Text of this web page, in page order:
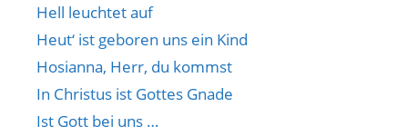
Hell leuchtet auf
Heut‘ ist geboren uns ein Kind
Hosianna, Herr, du kommst
In Christus ist Gottes Gnade
Ist Gott bei uns …